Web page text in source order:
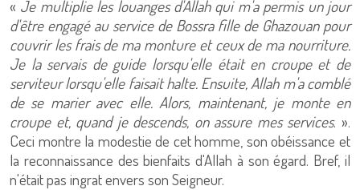
« Je multiplie les louanges d'Allah qui m'a permis un jour
d'être engagé au service de Bossra fille de Ghazouan pour
couvrir les frais de ma monture et ceux de ma nourriture.
Je la servais de guide lorsqu'elle était en croupe et de
serviteur lorsqu'elle faisait halte. Ensuite, Allah m'a comblé
de se marier avec elle. Alors, maintenant, je monte en
croupe et, quand je descends, on assure mes services. ».
Ceci montre la modestie de cet homme, son obéissance et
la reconnaissance des bienfaits d'Allah à son égard. Bref, il
n'était pas ingrat envers son Seigneur.